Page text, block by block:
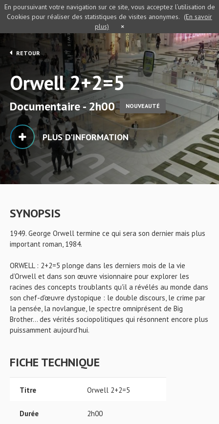
RETOUR
Orwell 2+2=5
Documentaire - 2h00 NOUVEAUTÉ
PLUS D'INFORMATION
SYNOPSIS
1949. George Orwell termine ce qui sera son dernier mais plus
important roman, 1984.
ORWELL : 2+2=5 plonge dans les derniers mois de la vie
d’Orwell et dans son œuvre visionnaire pour explorer les
racines des concepts troublants qu'il a révélés au monde dans
son chef-d'œuvre dystopique : le double discours, le crime par
la pensée, la novlangue, le spectre omniprésent de Big
Brother... des vérités sociopolitiques qui résonnent encore plus
puissamment aujourd'hui.
FICHE TECHNIQUE
Titre Orwell 2+2=5
Durée 2h00
En poursuivant votre navigation sur ce site, vous acceptez l’utilisation de
Cookies pour réaliser des statistiques de visites anonymes. (En savoir
plus)
×